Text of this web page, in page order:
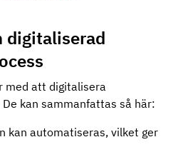
digitaliserad
med att digitalisera
kan sammanfattas så här:
kan automatiseras, vilket ger